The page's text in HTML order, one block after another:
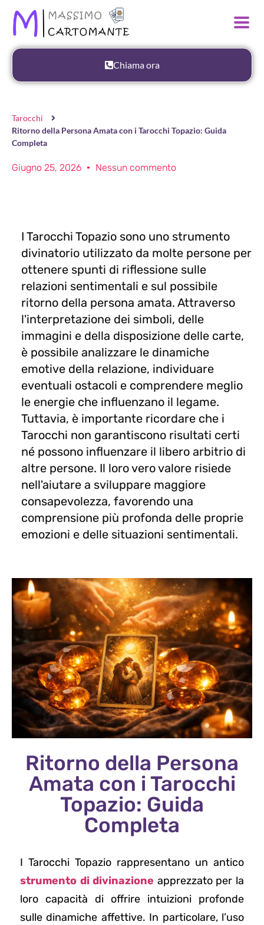
Chiama ora
Tarocchi
Ritorno della Persona Amata con i Tarocchi Topazio: Guida
Completa
Giugno 25, 2026 Nessun commento
I Tarocchi Topazio sono uno strumento
divinatorio utilizzato da molte persone per
ottenere spunti di riflessione sulle
relazioni sentimentali e sul possibile
ritorno della persona amata. Attraverso
l'interpretazione dei simboli, delle
immagini e della disposizione delle carte,
è possibile analizzare le dinamiche
emotive della relazione, individuare
eventuali ostacoli e comprendere meglio
le energie che influenzano il legame.
Tuttavia, è importante ricordare che i
Tarocchi non garantiscono risultati certi
né possono influenzare il libero arbitrio di
altre persone. Il loro vero valore risiede
nell'aiutare a sviluppare maggiore
consapevolezza, favorendo una
comprensione più profonda delle proprie
emozioni e delle situazioni sentimentali.
Ritorno della Persona
Amata con i Tarocchi
Topazio: Guida
Completa
I Tarocchi Topazio rappresentano un antico
strumento di divinazione apprezzato per la
loro capacità di offrire intuizioni profonde
sulle dinamiche affettive. In particolare, l’uso